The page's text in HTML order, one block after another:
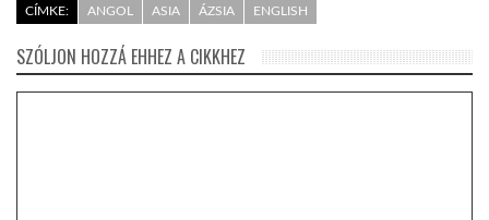
CÍMKE:
ANGOL ASIA ÁZSIA ENGLISH
SZÓLJON HOZZÁ EHHEZ A CIKKHEZ